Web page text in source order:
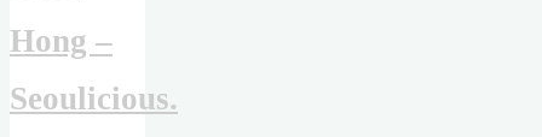
Hong –
Seoulicious.